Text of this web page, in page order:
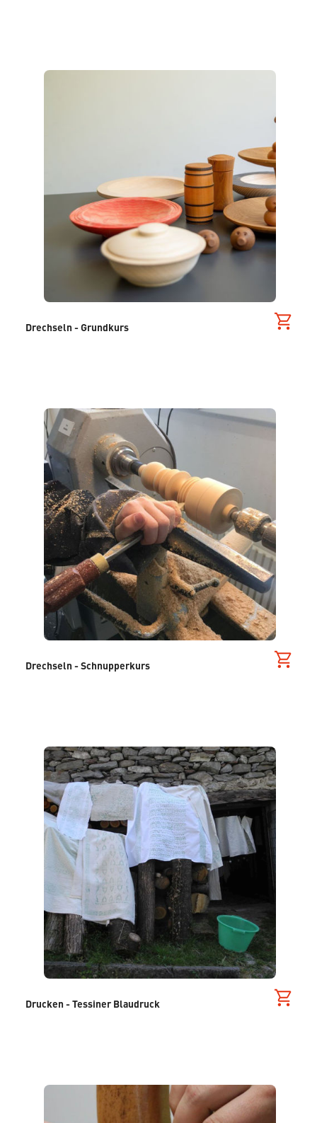
Drechseln - Grundkurs
Drechseln - Schnupperkurs
Drucken - Tessiner Blaudruck